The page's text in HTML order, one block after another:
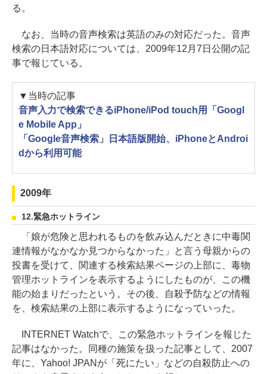
る。
なお、当時の音声検索は英語のみの対応だった。音声
検索の日本語対応については、2009年12月7日公開の記
事で報じている。
▼当時の記事
音声入力で検索できるiPhone/iPod touch用「Googl
e Mobile App」
「Google音声検索」日本語版開始、iPhoneとAndroi
dから利用可能
2009年
12.緊急ホットライン
「娘が危険と思われるものを飲み込んだときに中毒関
連情報がなかなか見つからなかった」と言う母親からの
投書を受けて、関連する検索結果ページの上部に、毒物
管理ホットラインを表示するようにしたものが、この機
能の始まりだったという。その後、自殺予防などの情報
を、検索結果の上部に表示するようになっていった。
INTERNET Watchで、この緊急ホットラインを報じた
記事はなかった。同種の施策を扱った記事として、2007
年に、Yahoo! JPANが「死にたい」などの自殺防止への